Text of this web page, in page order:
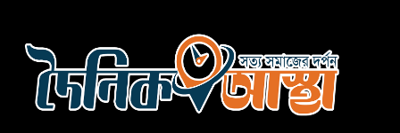
কিশোর
ভারত থেকে আসছে ২ দশমিক ৩
মেট্রিক টন টিয়ার শেল